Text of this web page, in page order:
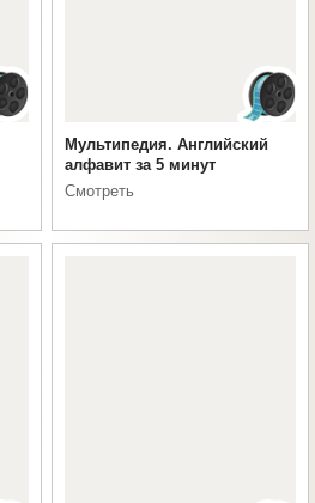
Мультипедия. Английский
алфавит за 5 минут
Смотреть